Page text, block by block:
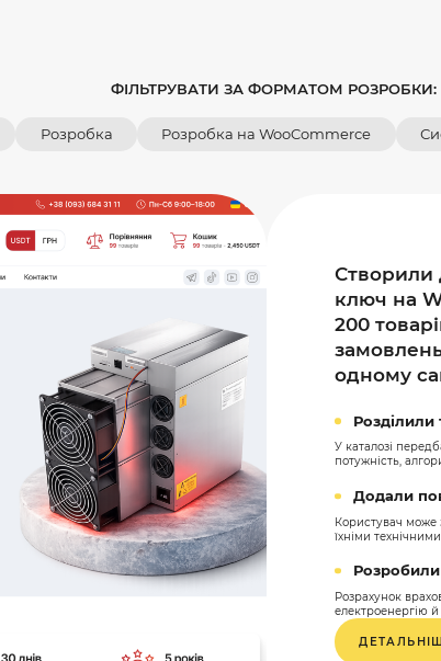
ФІЛЬТРУВАТИ ЗА ФОРМАТОМ РОЗРОБКИ:
Розробка Розробка на WooCommerce
Створили
ключ на
200
одному
Розділили
У каталозі
потужність,
Додали
Користувач може
їхніми
Розробили
Розрахунок
електроенергію й